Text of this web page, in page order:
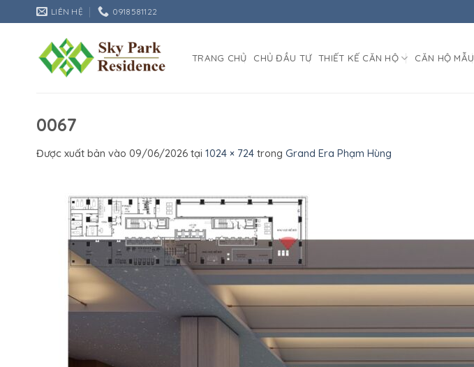
qua
LIÊN HỆ 0918581122
TRANG CHỦ CHỦ ĐẦU TƯ THIẾT KẾ CĂN HỘ CĂN HỘ MẪU
0067
Được xuất bản vào 09/06/2026 tại 1024 × 724 trong Grand Era Phạm Hùng